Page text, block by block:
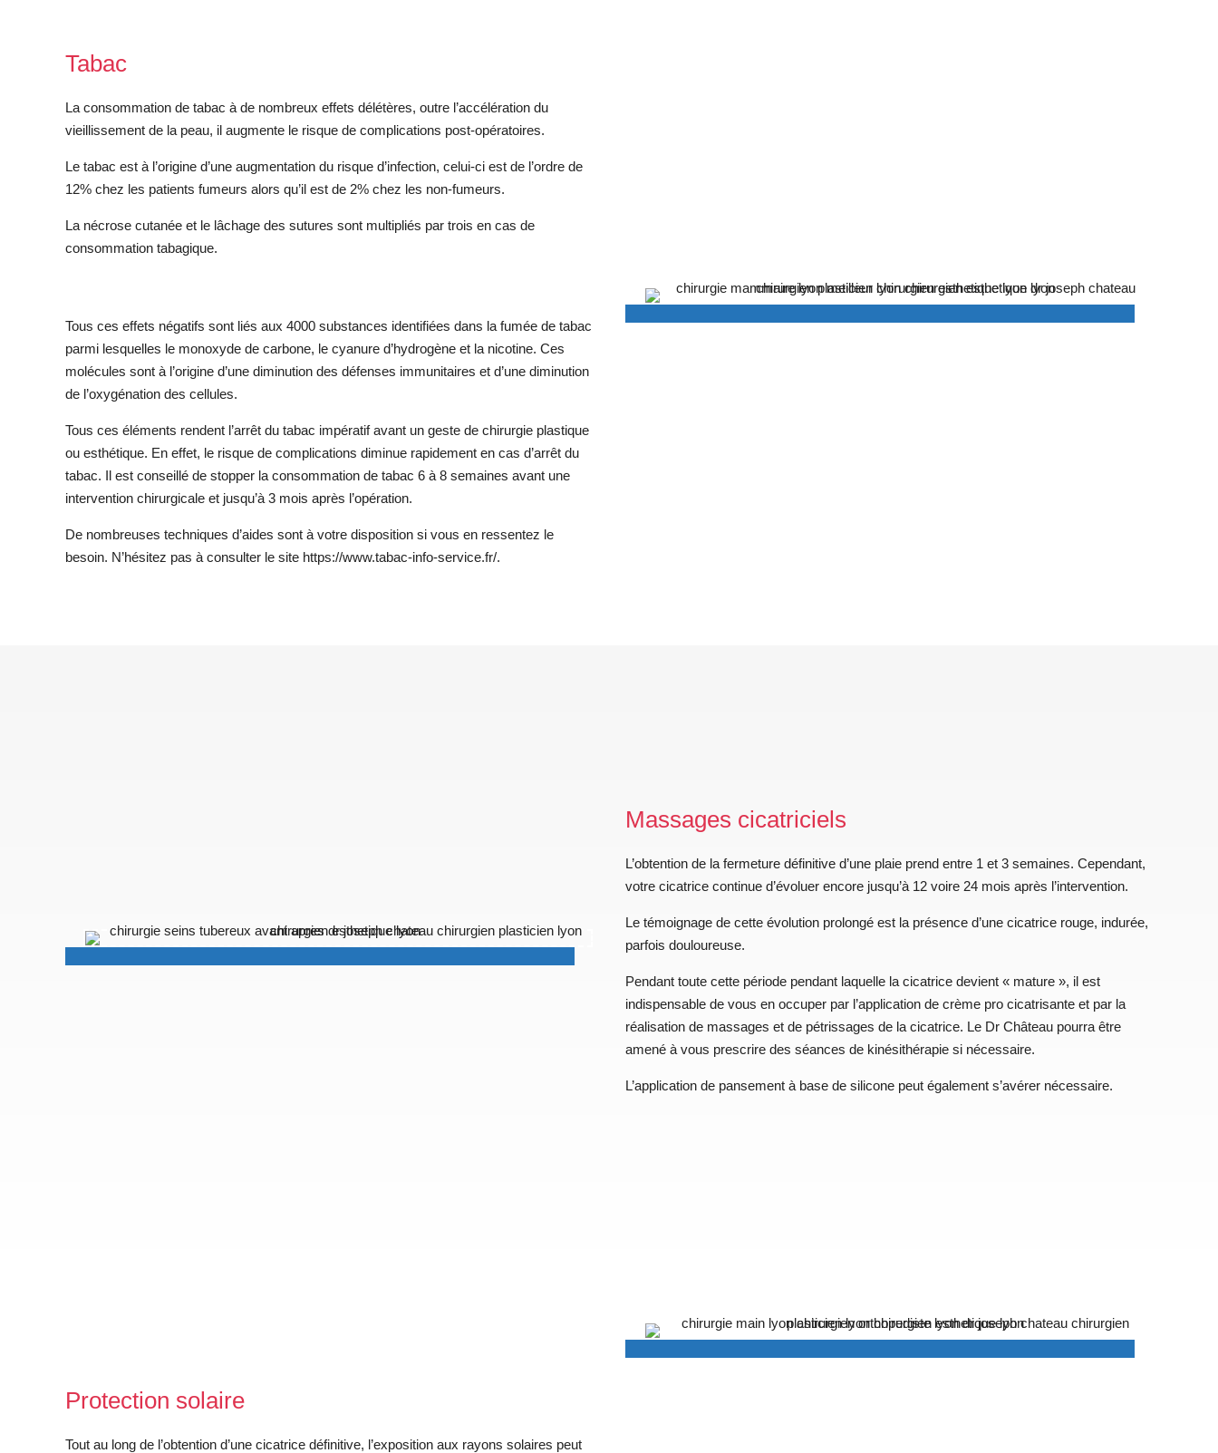
Tabac
La consommation de tabac à de nombreux effets délétères, outre l’accélération du
vieillissement de la peau, il augmente le risque de complications post-opératoires.
Le tabac est à l’origine d’une augmentation du risque d’infection, celui-ci est de l’ordre de
12% chez les patients fumeurs alors qu’il est de 2% chez les non-fumeurs.
La nécrose cutanée et le lâchage des sutures sont multipliés par trois en cas de
consommation tabagique.
Tous ces effets négatifs sont liés aux 4000 substances identifiées dans la fumée de tabac
parmi lesquelles le monoxyde de carbone, le cyanure d’hydrogène et la nicotine. Ces
molécules sont à l’origine d’une diminution des défenses immunitaires et d’une diminution
de l’oxygénation des cellules.
Tous ces éléments rendent l’arrêt du tabac impératif avant un geste de chirurgie plastique
ou esthétique. En effet, le risque de complications diminue rapidement en cas d’arrêt du
tabac. Il est conseillé de stopper la consommation de tabac 6 à 8 semaines avant une
intervention chirurgicale et jusqu’à 3 mois après l’opération.
De nombreuses techniques d’aides sont à votre disposition si vous en ressentez le
besoin. N’hésitez pas à consulter le site https://www.tabac-info-service.fr/.
Massages cicatriciels
L’obtention de la fermeture définitive d’une plaie prend entre 1 et 3 semaines. Cependant,
votre cicatrice continue d’évoluer encore jusqu’à 12 voire 24 mois après l’intervention.
Le témoignage de cette évolution prolongé est la présence d’une cicatrice rouge, indurée,
parfois douloureuse.
Pendant toute cette période pendant laquelle la cicatrice devient « mature », il est
indispensable de vous en occuper par l’application de crème pro cicatrisante et par la
réalisation de massages et de pétrissages de la cicatrice. Le Dr Château pourra être
amené à vous prescrire des séances de kinésithérapie si nécessaire.
L’application de pansement à base de silicone peut également s’avérer nécessaire.
Protection solaire
Tout au long de l’obtention d’une cicatrice définitive, l’exposition aux rayons solaires peut